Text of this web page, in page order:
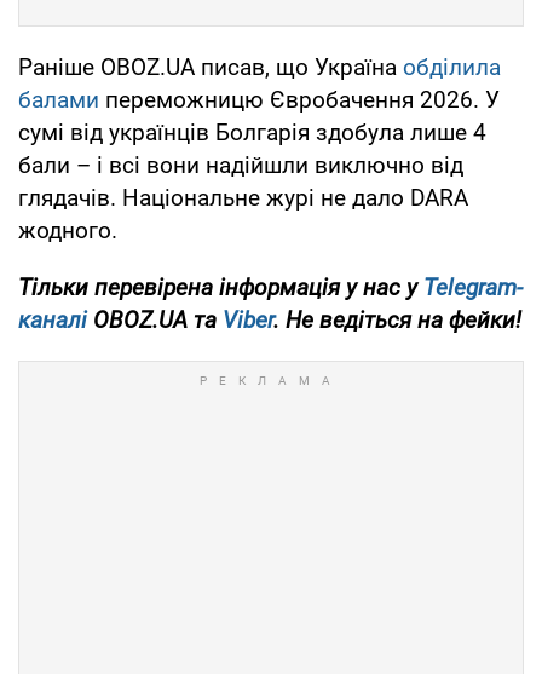
Раніше OBOZ.UA писав, що Україна обділила
балами переможницю Євробачення 2026. У
сумі від українців Болгарія здобула лише 4
бали – і всі вони надійшли виключно від
глядачів. Національне журі не дало DARA
жодного.
Тільки перевірена інформація у нас уTelegram-
каналіOBOZ.UA та Viber. Не ведіться на фейки!